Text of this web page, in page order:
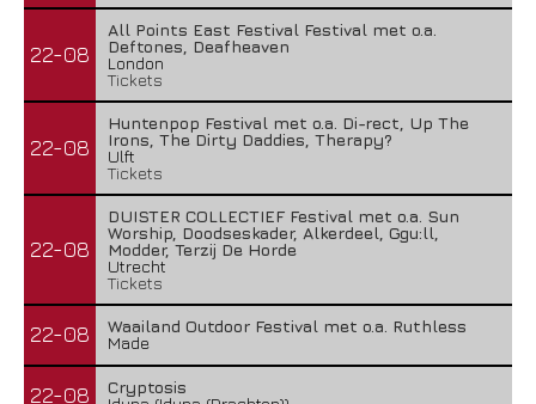
22-08
All Points East Festival Festival met o.a.
Deftones, Deafheaven
London
Tickets
22-08
Huntenpop Festival met o.a. Di-rect, Up The
Irons, The Dirty Daddies, Therapy?
Ulft
Tickets
22-08
DUISTER COLLECTIEF Festival met o.a. Sun
Worship, Doodseskader, Alkerdeel, Ggu:ll,
Modder, Terzij De Horde
Utrecht
Tickets
22-08
Waailand Outdoor Festival met o.a. Ruthless
Made
22-08
Cryptosis